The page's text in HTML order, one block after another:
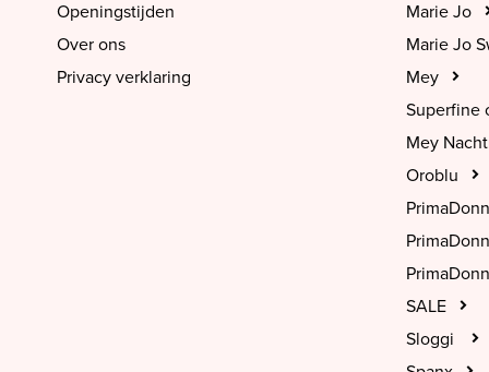
Openingstijden
Over ons
Privacy verklaring
Marie Jo
Marie Jo
Mey
Superfine
Mey
Oroblu
SALE
Sloggi